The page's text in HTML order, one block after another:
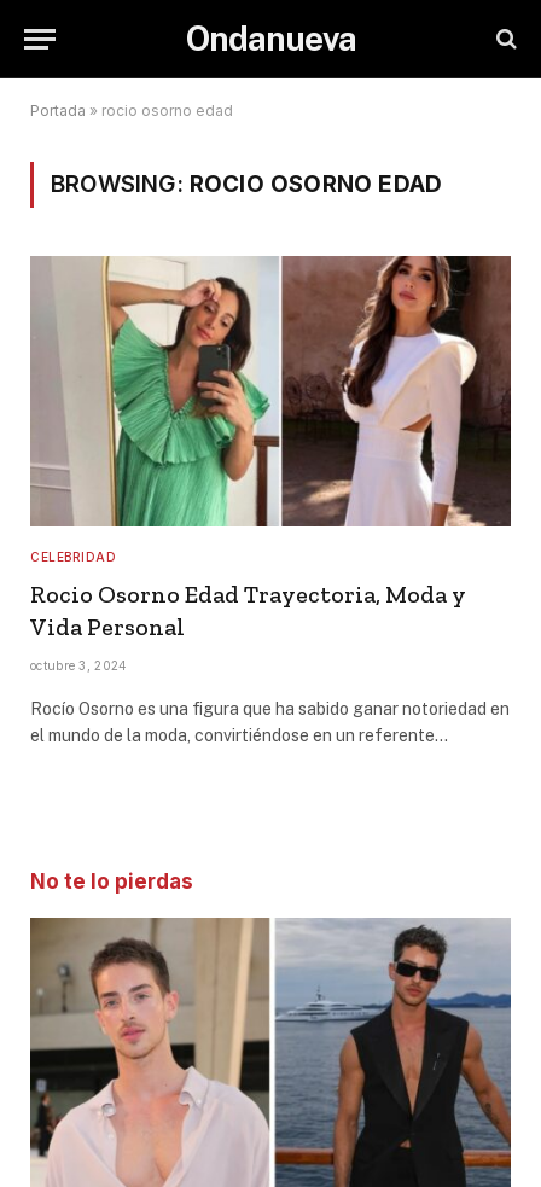
Ondanueva
Portada » rocio osorno edad
BROWSING: ROCIO OSORNO EDAD
CELEBRIDAD
Rocio Osorno Edad Trayectoria, Moda y
Vida Personal
octubre 3, 2024
Rocío Osorno es una figura que ha sabido ganar notoriedad en
el mundo de la moda, convirtiéndose en un referente…
No te lo pierdas